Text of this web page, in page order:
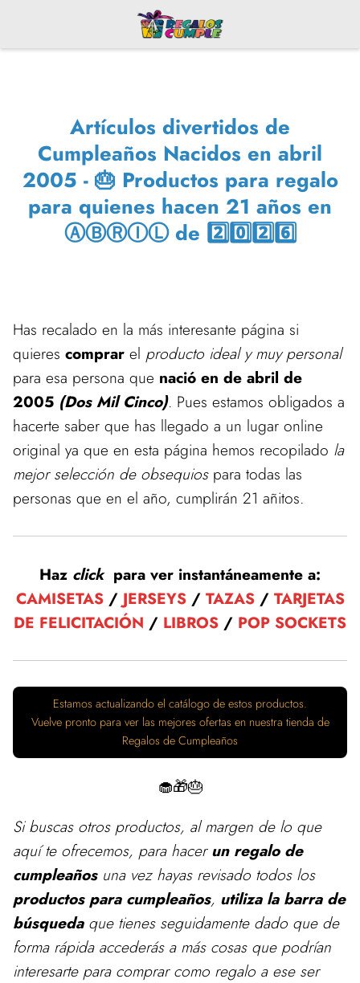
Artículos divertidos de
Cumpleaños Nacidos en abril
2005 - 🎂 Productos para regalo
para quienes hacen 21 años en
ⒶⒷⓇⒾⓁ de 2️⃣0️⃣2️⃣6️⃣
Has recalado en la más interesante página si
quieres comprar el producto ideal y muy personal
para esa persona que nació en de abril de
2005 (Dos Mil Cinco). Pues estamos obligados a
hacerte saber que has llegado a un lugar online
original ya que en esta página hemos recopilado la
mejor selección de obsequiospara todas las
personas que en el año, cumplirán 21 añitos.
Haz click para ver instantáneamente a:
CAMISETAS/ JERSEYS/ TAZAS/ TARJETAS
DE FELICITACIÓN / LIBROS / POP SOCKETS
Estamos actualizando el catálogo de estos productos.
Vuelve pronto para ver las mejores ofertas en nuestra tienda de
Regalos de Cumpleaños
🧁🎁🎂
Si buscas otros productos, al margen de lo que
aquí te ofrecemos, para hacerun regalo de
cumpleañosuna vez hayas revisado todos los
productos para cumpleaños, utiliza la barra de
búsquedaque tienes seguidamente dado que de
forma rápida accederás a más cosas que podrían
interesarte para comprar como regalo a ese ser